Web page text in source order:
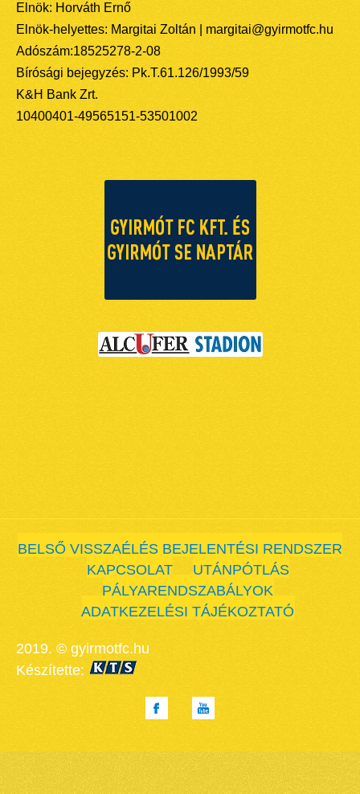
Elnök: Horváth Ernő
Elnök-helyettes: Margitai Zoltán | margitai@gyirmotfc.hu
Adószám:18525278-2-08
Bírósági bejegyzés: Pk.T.61.126/1993/59
K&H Bank Zrt.
10400401-49565151-53501002
BELSŐ VISSZAÉLÉS BEJELENTÉSI RENDSZER
KAPCSOLAT
UTÁNPÓTLÁS
PÁLYARENDSZABÁLYOK
ADATKEZELÉSI TÁJÉKOZTATÓ
2019. © gyirmotfc.hu
Készítette: